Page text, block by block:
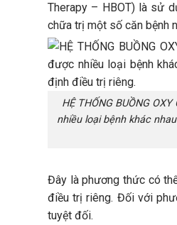
Therapy – HBOT) là sử
chữa trị một số căn bệnh
HỆ THỐNG BUỒNG
nhiều loại bệnh khác
Đây là phương thức có
điều trị riêng. Đối với
tuyệt đối.